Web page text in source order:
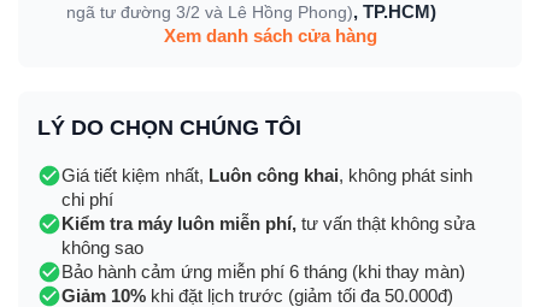
ngã tư đường 3/2 và Lê Hồng Phong), TP.HCM)
Xem danh sách cửa hàng
LÝ DO CHỌN CHÚNG TÔI
Giá tiết kiệm nhất, Luôn công khai, không phát sinh
chi phí
Kiểm tra máy luôn miễn phí, tư vấn thật không sửa
không sao
Bảo hành cảm ứng miễn phí 6 tháng (khi thay màn)
Giảm 10% khi đặt lịch trước (giảm tối đa 50.000đ)